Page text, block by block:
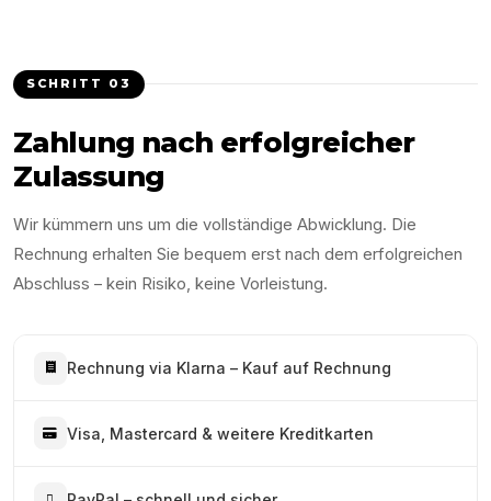
SCHRITT 03
Zahlung nach erfolgreicher
Zulassung
Wir kümmern uns um die vollständige Abwicklung. Die
Rechnung erhalten Sie bequem erst nach dem erfolgreichen
Abschluss – kein Risiko, keine Vorleistung.
Rechnung via Klarna – Kauf auf Rechnung
Visa, Mastercard & weitere Kreditkarten